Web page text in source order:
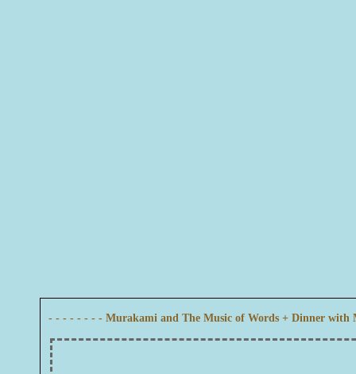
- - - - - - - - Murakami and The Music of Words + Dinner